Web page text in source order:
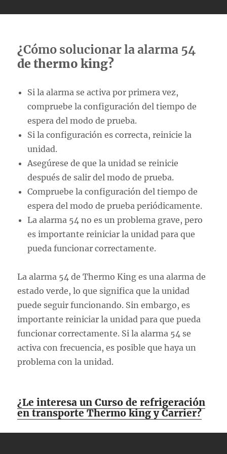
¿Cómo solucionar la alarma 54
de thermo king?
Si la alarma se activa por primera vez,
compruebe la configuración del tiempo de
espera del modo de prueba.
Si la configuración es correcta, reinicie la
unidad.
Asegúrese de que la unidad se reinicie
después de salir del modo de prueba.
Compruebe la configuración del tiempo de
espera del modo de prueba periódicamente.
La alarma 54 no es un problema grave, pero
es importante reiniciar la unidad para que
pueda funcionar correctamente.
La alarma 54 de Thermo King es una alarma de
estado verde, lo que significa que la unidad
puede seguir funcionando. Sin embargo, es
importante reiniciar la unidad para que pueda
funcionar correctamente. Si la alarma 54 se
activa con frecuencia, es posible que haya un
problema con la unidad.
¿Le interesa un Curso de refrigeración
en transporte Thermo king y Carrier?